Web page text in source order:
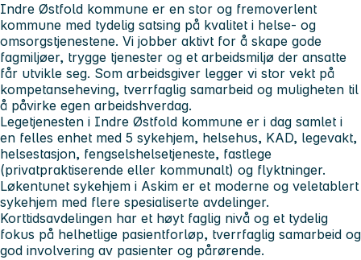
Indre Østfold kommune er en stor og fremoverlent
kommune med tydelig satsing på kvalitet i helse- og
omsorgstjenestene. Vi jobber aktivt for å skape gode
fagmiljøer, trygge tjenester og et arbeidsmiljø der ansatte
får utvikle seg. Som arbeidsgiver legger vi stor vekt på
kompetanseheving, tverrfaglig samarbeid og muligheten til
å påvirke egen arbeidshverdag.
Legetjenesten i Indre Østfold kommune er i dag samlet i
en felles enhet med 5 sykehjem, helsehus, KAD, legevakt,
helsestasjon, fengselshelsetjeneste, fastlege
(privatpraktiserende eller kommunalt) og flyktninger.
Løkentunet sykehjem i Askim er et moderne og veletablert
sykehjem med flere spesialiserte avdelinger.
Korttidsavdelingen har et høyt faglig nivå og et tydelig
fokus på helhetlige pasientforløp, tverrfaglig samarbeid og
god involvering av pasienter og pårørende.